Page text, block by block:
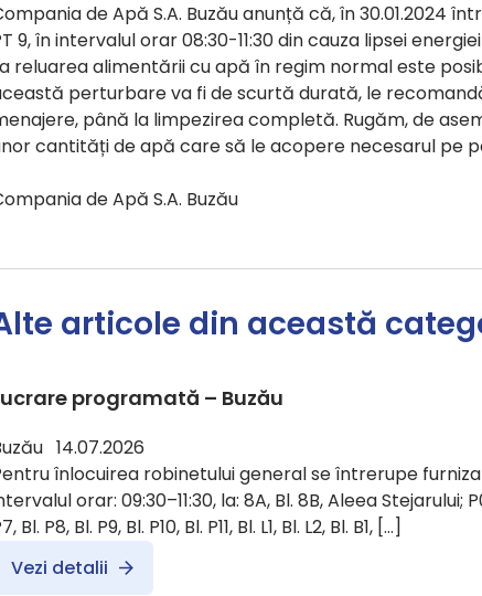
de Apă S.A. Buzău anunță că, în 30.01.2024
9, în intervalul orar 08:30-11:30 din cauza lipsei
reluarea alimentării cu apă în regim normal este
perturbare va fi de scurtă durată, le
până la limpezirea completă. Rugăm, de
cantități de apă care să le acopere necesarul pe
de Apă S.A. Buzău
articole din această
programată – Buzău
14.07.2026
înlocuirea robinetului general se întrerupe
orar: 09:30–11:30, la: 8A, Bl. 8B, Aleea Stejarului;
Bl. P8, Bl. P9, Bl. P10, Bl. P11, Bl. L1, Bl. L2, Bl. B1, […]
Vezi detalii